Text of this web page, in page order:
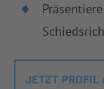
JETZT PROFIL